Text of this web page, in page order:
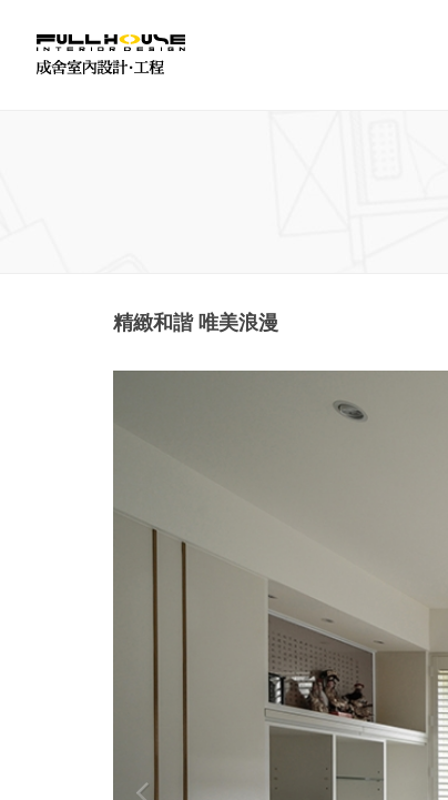
精緻和諧 唯美浪漫